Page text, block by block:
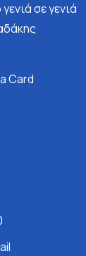
σε γενιά
Card